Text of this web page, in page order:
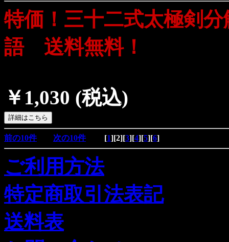
特価！三十二式太極剣
語 送料無料！
￥1,030 (税込)
前の10件 次の10件[1][2][3][4][5][6]
ご利用方法
特定商取引法表記
送料表